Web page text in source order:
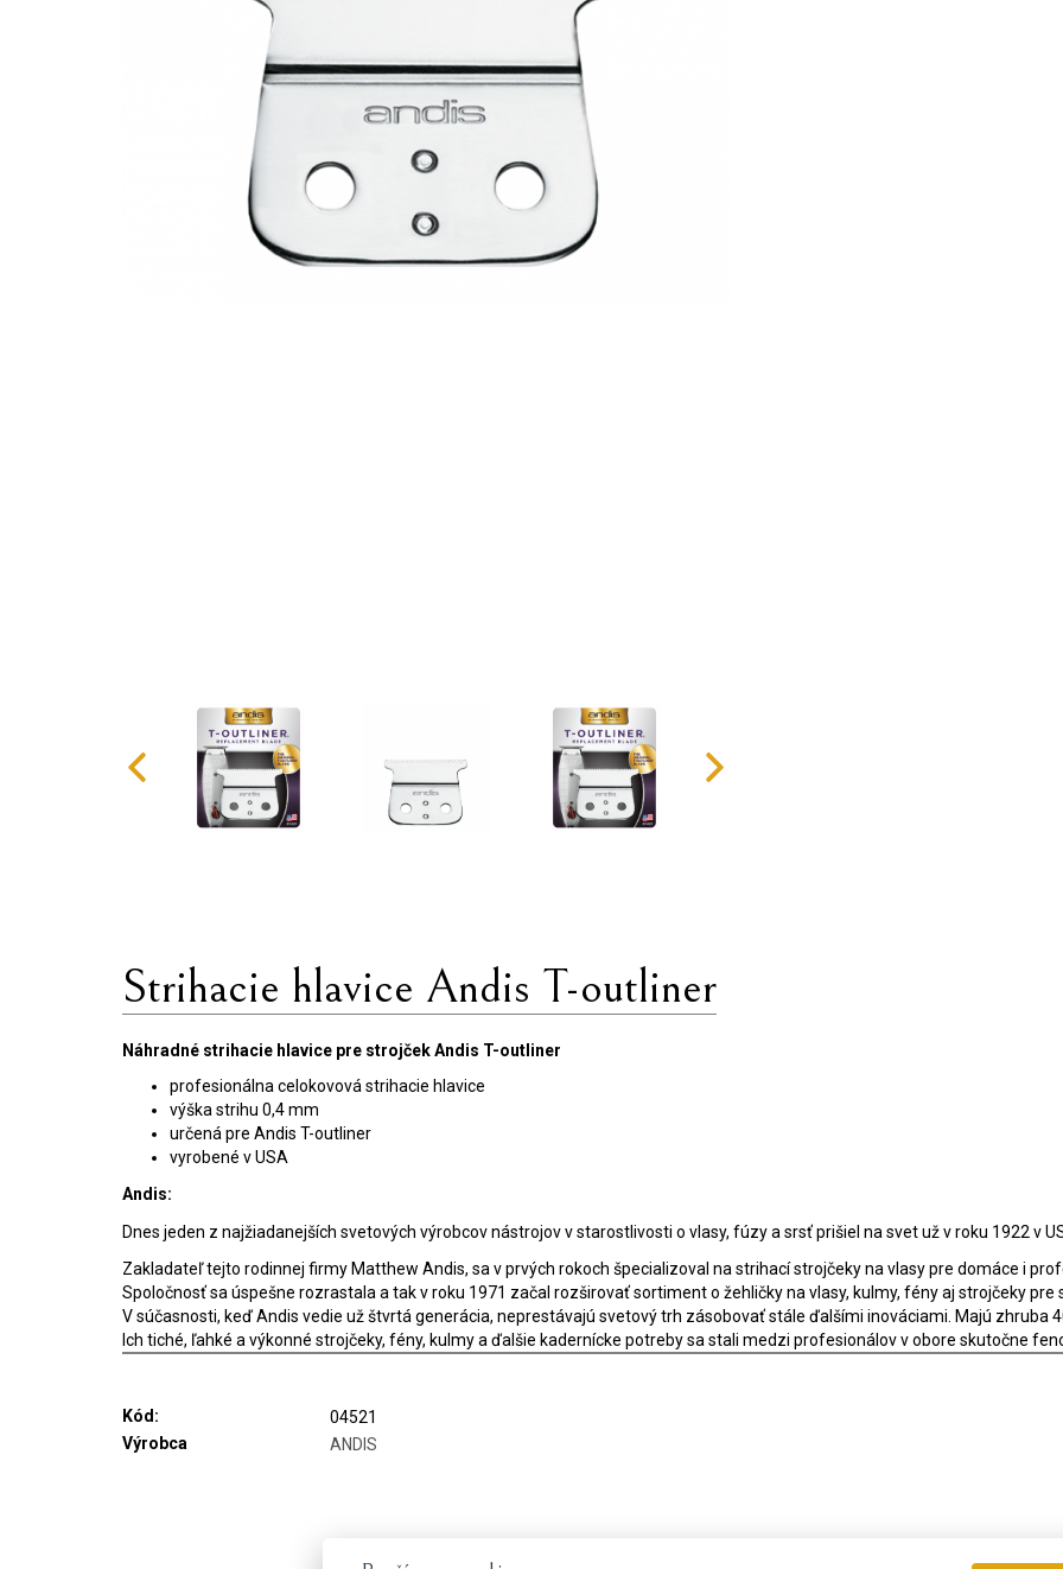
Strihacie hlavice Andis T-outliner
Náhradné strihacie hlavice pre strojček Andis T-outliner
profesionálna celokovová strihacie hlavice
výška strihu 0,4 mm
určená pre Andis T-outliner
vyrobené v USA
Andis:
Dnes jeden z najžiadanejších svetových výrobcov nástrojov v starostlivosti o vlasy, fúzy a srsť prišiel na svet už v roku 1922 v
Zakladateľ tejto rodinnej firmy Matthew Andis, sa v prvých rokoch špecializoval na strihací strojčeky na vlasy pre domáce i
Spoločnosť sa úspešne rozrastala a tak v roku 1971 začal rozširovať sortiment o žehličky na vlasy, kulmy, fény aj strojčeky
V súčasnosti, keď Andis vedie už štvrtá generácia, neprestávajú svetový trh zásobovať stále ďalšími inováciami. Majú zhruba
Ich tiché, ľahké a výkonné strojčeky, fény, kulmy a ďalšie kadernícke potreby sa stali medzi profesionálov v obore skutočne
Kód:
04521
Výrobca
ANDIS